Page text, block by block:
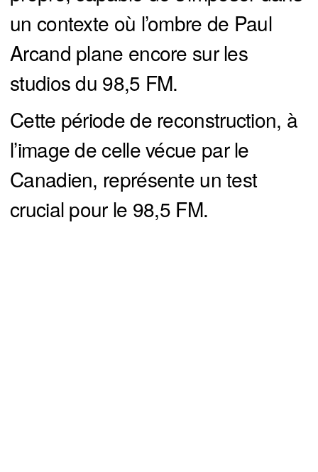
un contexte où l’ombre de Paul
Arcand plane encore sur les
studios du 98,5 FM.
Cette période de reconstruction, à
l’image de celle vécue par le
Canadien, représente un test
crucial pour le 98,5 FM.